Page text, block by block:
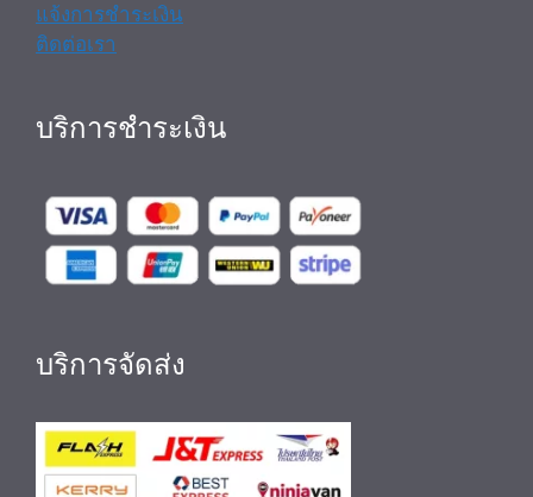
แจ้งการชำระเงิน
ติดต่อเรา
บริการชำระเงิน
บริการจัดส่ง